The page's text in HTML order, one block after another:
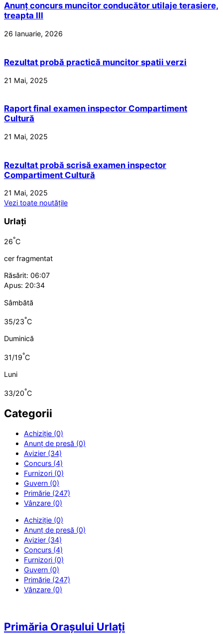
Anunț concurs muncitor conducător utilaje terasiere,
treapta III
26 Ianuarie, 2026
Rezultat probă practică muncitor spatii verzi
21 Mai, 2025
Raport final examen inspector Compartiment
Cultură
21 Mai, 2025
Rezultat probă scrisă examen inspector
Compartiment Cultură
21 Mai, 2025
Vezi toate noutățile
Urlați
26°C
cer fragmentat
Răsărit: 06:07
Apus: 20:34
Sâmbătă
35/23°C
Duminică
31/19°C
Luni
33/20°C
Categorii
Achiziție (0)
Anunț de presă (0)
Avizier (34)
Concurs (4)
Furnizori (0)
Guvern (0)
Primărie (247)
Vânzare (0)
Achiziție (0)
Anunț de presă (0)
Avizier (34)
Concurs (4)
Furnizori (0)
Guvern (0)
Primărie (247)
Vânzare (0)
Primăria Orașului Urlați